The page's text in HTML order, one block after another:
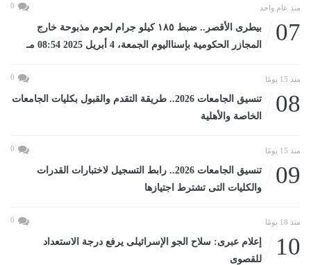
منذ عام واحد 0
07
بيطرى الأقصر.. ضبط ١٨٥ كيلو جرام لحوم مذبوحة خارج
المجازر الحكومية بإسنااليوم الجمعة، 4 أبريل 2025 08:54 مـ
منذ 15 يومًا 0
08
تنسيق الجامعات 2026.. طريقة التقدم والقبول بكليات الجامعات
الخاصة والأهلية
منذ 15 يومًا 0
09
تنسيق الجامعات 2026.. رابط التسجيل لاختبارات القدرات
والكليات التى تشترط اجتيازها
منذ 18 يومًا 0
10
إعلام عبرى: سلاح الجو الإسرائيلى يرفع درجة الاستعداد
للقصوى